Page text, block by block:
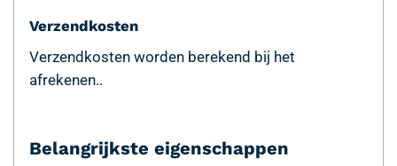
Verzendkosten
Verzendkosten worden berekend bij het
afrekenen..
Belangrijkste eigenschappen